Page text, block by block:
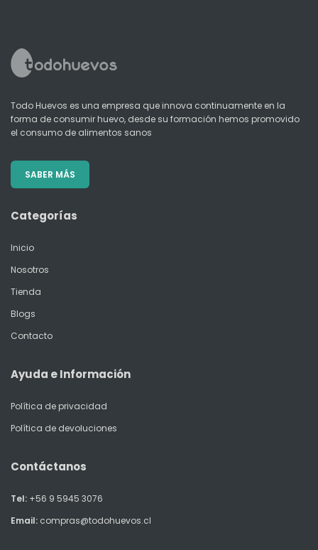
Todo Huevos es una empresa que innova continuamente en la
forma de consumir huevo, desde su formación hemos promovido
el consumo de alimentos sanos
SABER MÁS
Categorías
Inicio
Nosotros
Tienda
Blogs
Contacto
Ayuda e Información
Política de privacidad
Política de devoluciones
Contáctanos
Tel: +56 9 5945 3076
Email: compras@todohuevos.cl